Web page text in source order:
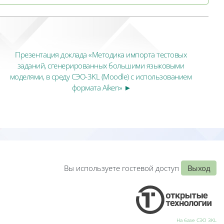
Презентация доклада «Методика импорта тестовых
заданий, сгенерированных большими языковыми
моделями, в среду СЭО-3KL (Moodle) с использованием
формата Aiken» ►
Вы используете гостевой доступ Выход
На базе СЭО 3KL